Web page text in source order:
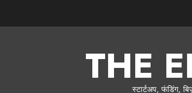
THEस्टार्टअप, फंडिंग,